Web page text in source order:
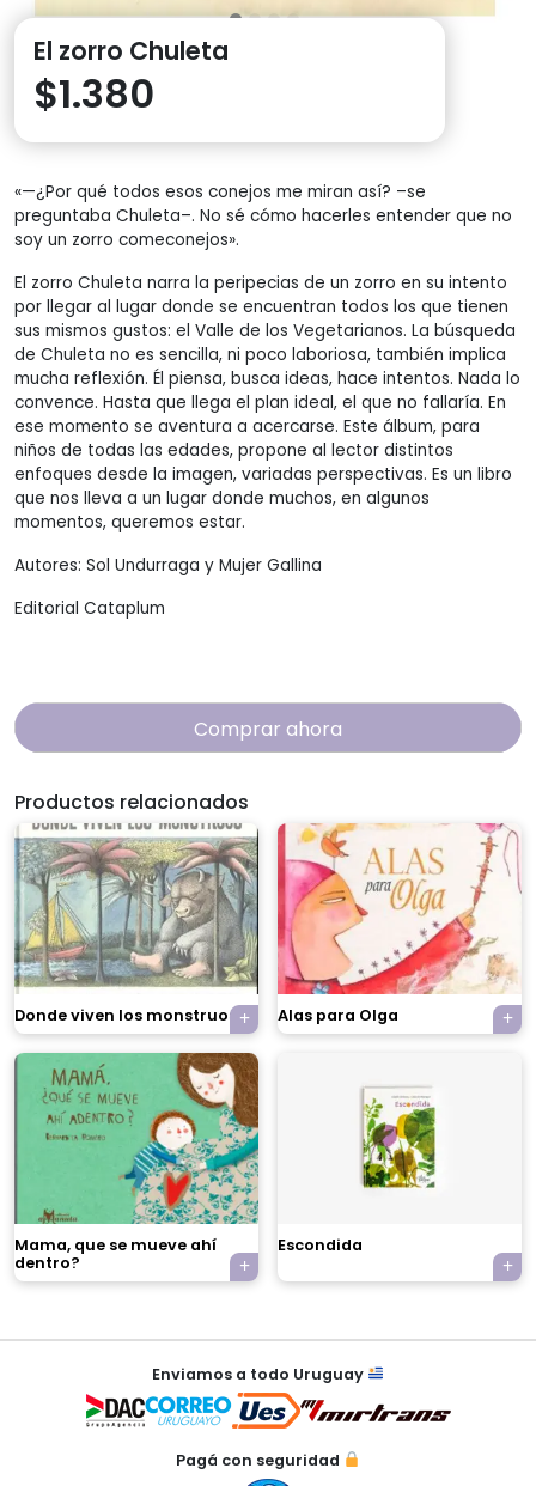
El zorro Chuleta
$1.380
«—¿Por qué todos esos conejos me miran así? –se
preguntaba Chuleta–. No sé cómo hacerles entender que no
soy un zorro comeconejos».
El zorro Chuleta narra la peripecias de un zorro en su intento
por llegar al lugar donde se encuentran todos los que tienen
sus mismos gustos: el Valle de los Vegetarianos. La búsqueda
de Chuleta no es sencilla, ni poco laboriosa, también implica
mucha reflexión. Él piensa, busca ideas, hace intentos. Nada lo
convence. Hasta que llega el plan ideal, el que no fallaría. En
ese momento se aventura a acercarse. Este álbum, para
niños de todas las edades, propone al lector distintos
enfoques desde la imagen, variadas perspectivas. Es un libro
que nos lleva a un lugar donde muchos, en algunos
momentos, queremos estar.
Autores: Sol Undurraga y Mujer Gallina
Editorial Cataplum
Comprar ahora
Productos relacionados
Donde viven los monstruos Alas para Olga
Mama, que se mueve ahí
dentro?
Escondida
Enviamos a todo Uruguay
Pagá con seguridad
Tu carrito está vacío.
automáticamente.